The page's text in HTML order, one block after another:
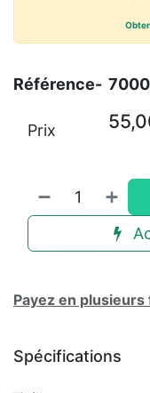
Référence-
Prix
Payez en plusieurs
Spécifications